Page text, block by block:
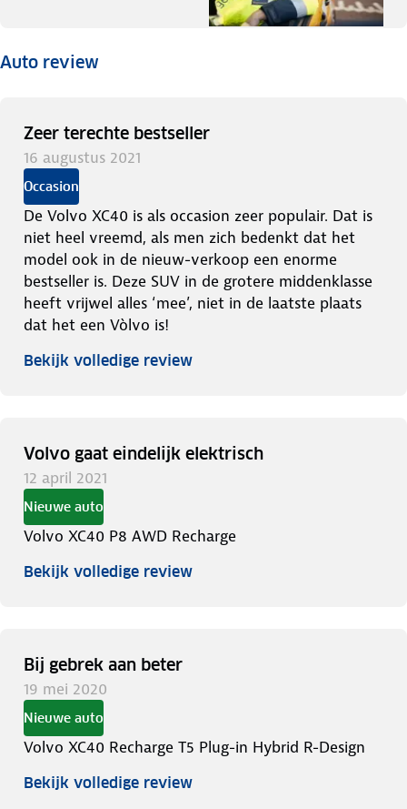
Auto review
Zeer terechte bestseller
16 augustus 2021
Occasion
De Volvo XC40 is als occasion zeer populair. Dat is
niet heel vreemd, als men zich bedenkt dat het
model ook in de nieuw-verkoop een enorme
bestseller is. Deze SUV in de grotere middenklasse
heeft vrijwel alles ‘mee’, niet in de laatste plaats
dat het een Vòlvo is!
Bekijk volledige review
Volvo gaat eindelijk elektrisch
12 april 2021
Nieuwe auto
Volvo XC40 P8 AWD Recharge
Bekijk volledige review
Bij gebrek aan beter
19 mei 2020
Nieuwe auto
Volvo XC40 Recharge T5 Plug-in Hybrid R-Design
Bekijk volledige review